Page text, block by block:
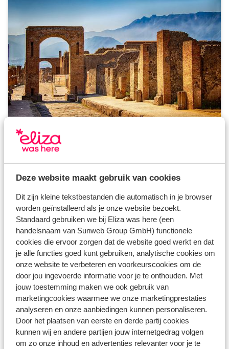
Deze website maakt gebruik van cookies
Dit zijn kleine tekstbestanden die automatisch in je browser
worden geïnstalleerd als je onze website bezoekt.
Standaard gebruiken we bij Eliza was here (een
handelsnaam van Sunweb Group GmbH) functionele
cookies die ervoor zorgen dat de website goed werkt en dat
je alle functies goed kunt gebruiken, analytische cookies om
onze website te verbeteren en voorkeurscookies om de
door jou ingevoerde informatie voor je te onthouden. Met
jouw toestemming maken we ook gebruik van
marketingcookies waarmee we onze marketingprestaties
analyseren en onze aanbiedingen kunnen personaliseren.
Door het plaatsen van eerste en derde partij cookies
kunnen wij en andere partijen jouw internetgedrag volgen
om zo onze inhoud en advertenties relevanter voor je te
Pompeii & Vesuvius
Tijdens een van mijn eerste reisjes naar Campania
heb ik de bijzondere archeologische stad Pompeii
bezocht. Hier bewonder je de indrukwekkende
straten. Pompeii is ideaal te combineren met een
bezoekje aan de unieke Vesuvius vulkaan.